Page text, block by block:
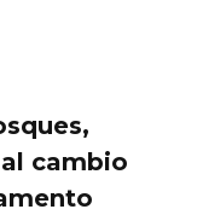
cambio